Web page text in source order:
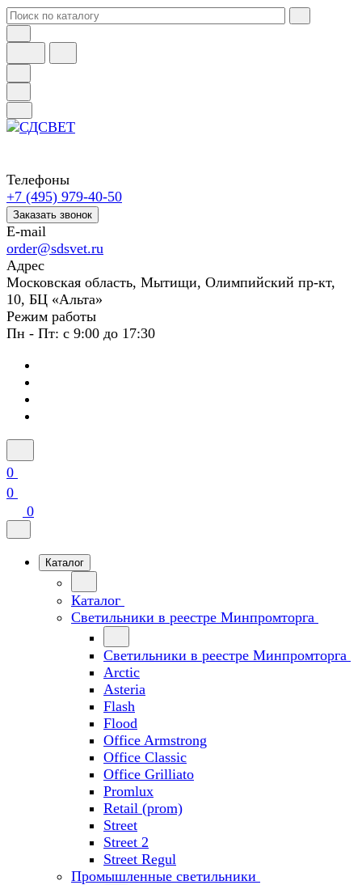
Телефоны
+7 (495) 979-40-50
Заказать звонок
E-mail
order@sdsvet.ru
Адрес
Московская область, Мытищи, Олимпийский пр-кт,
10, БЦ «Альта»
Режим работы
Пн - Пт: с 9:00 до 17:30
0
0
0
Каталог
Каталог
Светильники в реестре Минпромторга
Светильники в реестре Минпромторга
Arctic
Asteria
Flash
Flood
Office Armstrong
Office Classic
Office Grilliato
Promlux
Retail (prom)
Street
Street 2
Street Regul
Промышленные светильники